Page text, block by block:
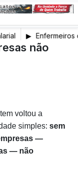
Enfermeiros
em Greve
não
voltou a
simples: sem
—
— não